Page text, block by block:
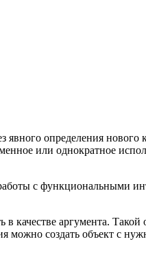
определения нового
или однократное
с функциональными
качестве аргумента. Такой
можно создать объект с